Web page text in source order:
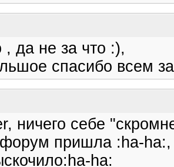
, да не за что :),
спасибо всем
ничего себе
пришла :ha-ha:,
ha: